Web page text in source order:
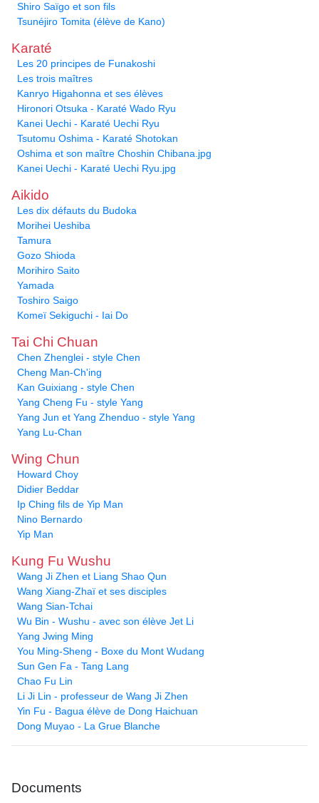
Shiro Saïgo et son fils
Tsunéjiro Tomita (élève de Kano)
Karaté
Les 20 principes de Funakoshi
Les trois maîtres
Kanryo Higahonna et ses élèves
Hironori Otsuka - Karaté Wado Ryu
Kanei Uechi - Karaté Uechi Ryu
Tsutomu Oshima - Karaté Shotokan
Oshima et son maître Choshin Chibana.jpg
Kanei Uechi - Karaté Uechi Ryu.jpg
Aikido
Les dix défauts du Budoka
Morihei Ueshiba
Tamura
Gozo Shioda
Morihiro Saito
Yamada
Toshiro Saigo
Komeï Sekiguchi - Iai Do
Tai Chi Chuan
Chen Zhenglei - style Chen
Cheng Man-Ch'ing
Kan Guixiang - style Chen
Yang Cheng Fu - style Yang
Yang Jun et Yang Zhenduo - style Yang
Yang Lu-Chan
Wing Chun
Howard Choy
Didier Beddar
Ip Ching fils de Yip Man
Nino Bernardo
Yip Man
Kung Fu Wushu
Wang Ji Zhen et Liang Shao Qun
Wang Xiang-Zhaï et ses disciples
Wang Sian-Tchai
Wu Bin - Wushu - avec son élève Jet Li
Yang Jwing Ming
You Ming-Sheng - Boxe du Mont Wudang
Sun Gen Fa - Tang Lang
Chao Fu Lin
Li Ji Lin - professeur de Wang Ji Zhen
Yin Fu - Bagua élève de Dong Haichuan
Dong Muyao - La Grue Blanche
Documents